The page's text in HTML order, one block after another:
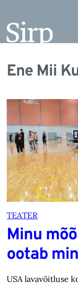
Ene Mii
TEATER
Minu
ootab
USA lavavõitluse